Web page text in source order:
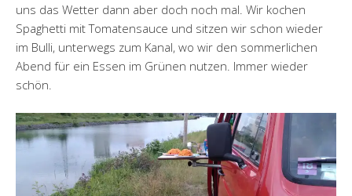
uns das Wetter dann aber doch noch mal. Wir kochen
Spaghetti mit Tomatensauce und sitzen wir schon wieder
im Bulli, unterwegs zum Kanal, wo wir den sommerlichen
Abend für ein Essen im Grünen nutzen. Immer wieder
schön.